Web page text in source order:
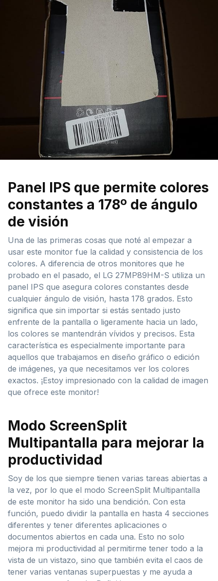
Panel IPS que permite colores
constantes a 178º de ángulo
de visión
Una de las primeras cosas que noté al empezar a
usar este monitor fue la calidad y consistencia de los
colores. A diferencia de otros monitores que he
probado en el pasado, el LG 27MP89HM-S utiliza un
panel IPS que asegura colores constantes desde
cualquier ángulo de visión, hasta 178 grados. Esto
significa que sin importar si estás sentado justo
enfrente de la pantalla o ligeramente hacia un lado,
los colores se mantendrán vívidos y precisos. Esta
característica es especialmente importante para
aquellos que trabajamos en diseño gráfico o edición
de imágenes, ya que necesitamos ver los colores
exactos. ¡Estoy impresionado con la calidad de imagen
que ofrece este monitor!
Modo ScreenSplit
Multipantalla para mejorar la
productividad
Soy de los que siempre tienen varias tareas abiertas a
la vez, por lo que el modo ScreenSplit Multipantalla
de este monitor ha sido una bendición. Con esta
función, puedo dividir la pantalla en hasta 4 secciones
diferentes y tener diferentes aplicaciones o
documentos abiertos en cada una. Esto no solo
mejora mi productividad al permitirme tener todo a la
vista de un vistazo, sino que también evita el caos de
tener varias ventanas superpuestas y me ayuda a